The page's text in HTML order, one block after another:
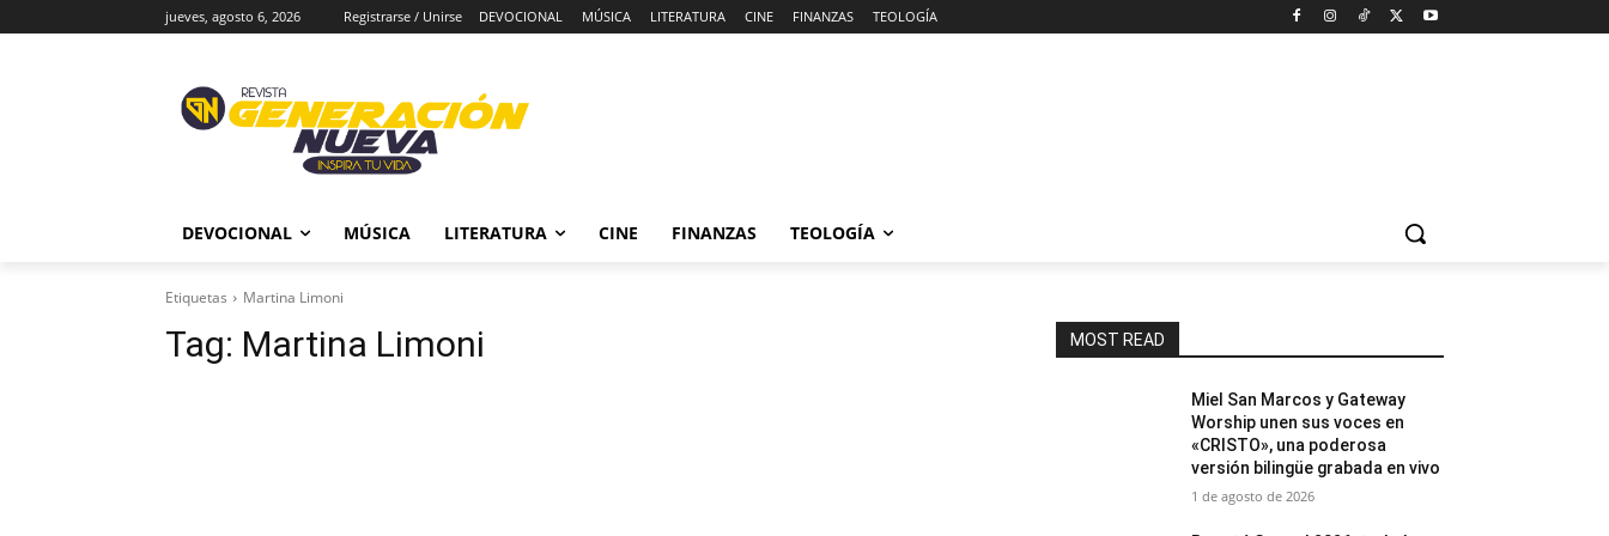
jueves, agosto 6, 2026 Registrarse / Unirse DEVOCIONAL MÚSICA LITERATURA CINE FINANZAS TEOLOGÍA
DEVOCIONAL MÚSICA LITERATURA CINE FINANZAS TEOLOGÍA
Etiquetas Martina Limoni
Tag: Martina Limoni MOST READ
Miel San Marcos y Gateway
Worship unen sus voces en
«CRISTO», una poderosa
versión bilingüe grabada en vivo
1 de agosto de 2026